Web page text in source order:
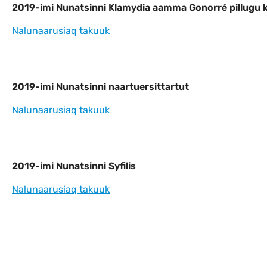
2019-imi Nunatsinni Klamydia
2019-imi Nunatsinni Klamydia aamma Gonorré
Nalunaarusiaq takuuk
2019-imi Nunatsinni naartuersittartut
2019-imi Nunatsinni naartuersittartut
Nalunaarusiaq takuuk
2019-imi Nunatsinni Syfilis
2019-imi Nunatsinni Syfilis
Nalunaarusiaq takuuk